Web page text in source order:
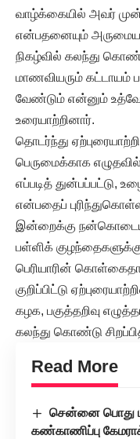
வாழ்க்கையில் அவர்
என்பதனையும்
நிகழ்வில் கலந்து
மாணவியரும் கட்டாயம்
வேண்டும் என்னும்
உரையாற்றினார்.
தொடர்ந்து
பெருமைக்காக
எப்படித் துன்பப்பட்டு,
என்பதைப்
இன்றைக்கு
பள்ளிக்
பெரியாரின்
குறிப்பிட்டு
கழக, பகுத்தறிவு
கலந்து கொண்டு
Read More
சென்னை பொது
கண்காணிப்பு